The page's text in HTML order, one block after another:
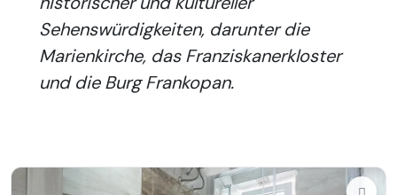
Sehenswürdigkeiten, darunter die
Marienkirche, das Franziskanerkloster
und die Burg Frankopan.